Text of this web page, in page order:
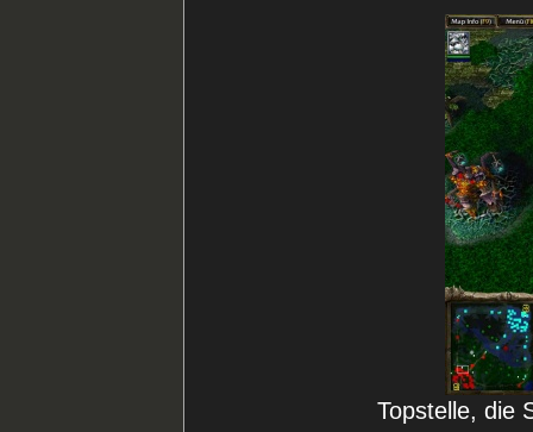
Topstelle, die